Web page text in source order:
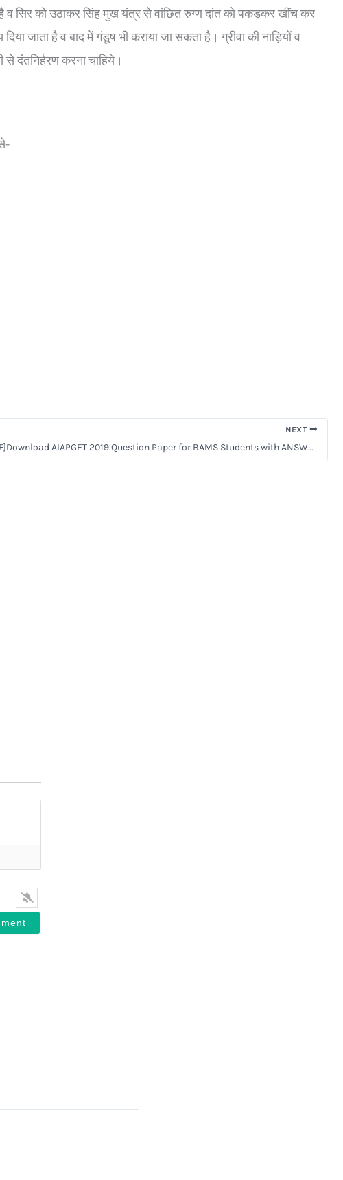
है व सिर को उठाकर सिंह मुख यंत्र से वांछित रुग्ण दांत को पकड़कर खींच कर
जाता है व बाद में गंडूष भी कराया जा सकता है। ग्रीवा की नाड़ियों व
से दंतनिर्हरण करना चाहिये।
NEXT
[PDF]Download AIAPGET 2019 Question Paper for BAMS Students with ANSWER KEY